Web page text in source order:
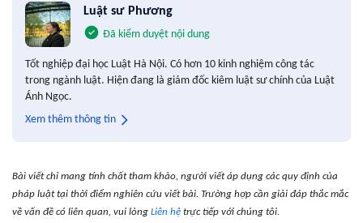
Luật sư Phương
Đã kiểm duyệt nội dung
Tốt nghiệp đại học Luật Hà Nội. Có hơn 10 kinh nghiệm công tác
trong ngành luật. Hiện đang là giám đốc kiêm luật sư chính của Luật
Ánh Ngọc.
Xem thêm thông tin
Bài viết chỉ mang tính chất tham khảo, người viết áp dụng các quy định của
pháp luật tại thời điểm nghiên cứu viết bài. Trường hợp cần giải đáp thắc mắc
về vấn đề có liên quan, vui lòng Liên hệ trực tiếp với chúng tôi.